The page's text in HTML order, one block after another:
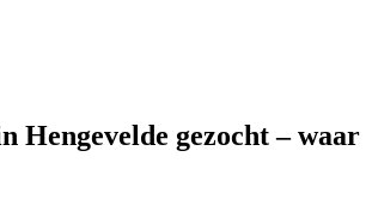
Hengevelde gezocht – waar